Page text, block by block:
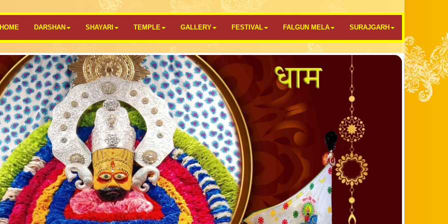
HOME DARSHAN SHAYARI TEMPLE GALLERY FESTIVAL FALGUN MELA SURAJGARH